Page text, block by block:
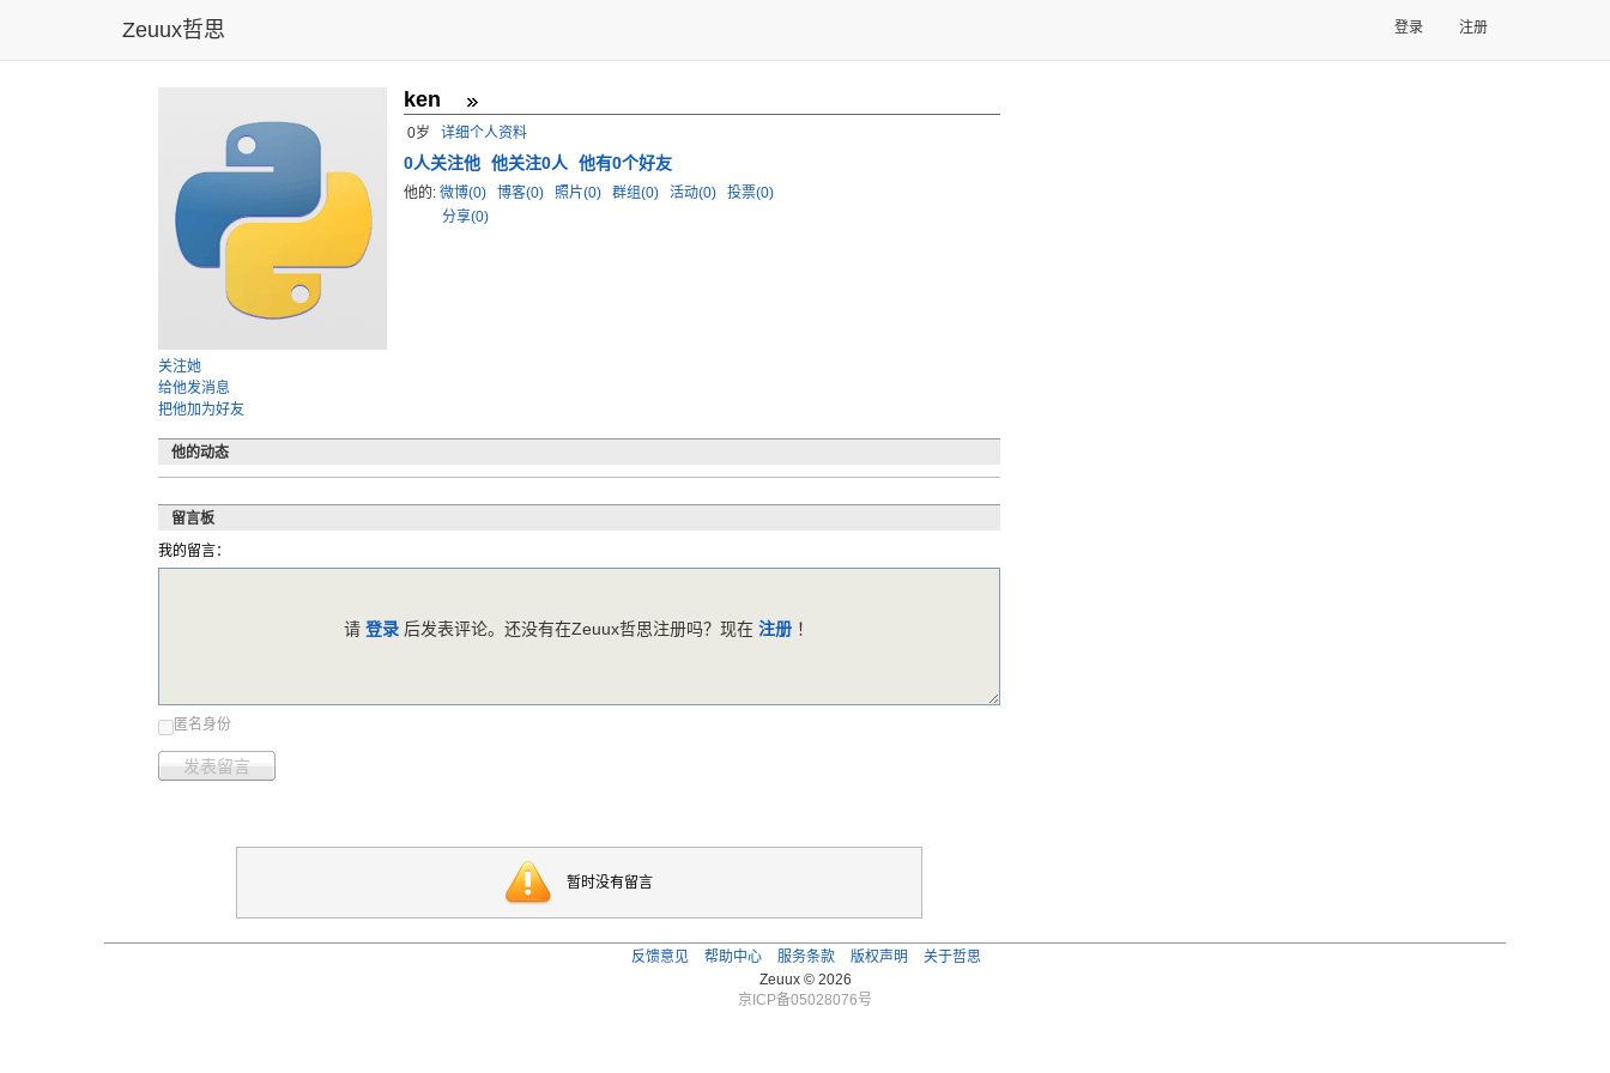
Zeuux哲思 登录 注册
关注她
给他发消息
把他加为好友
ken
0岁 详细个人资料
0人关注他 他关注0人 他有0个好友
他的: 微博(0) 博客(0) 照片(0) 群组(0) 活动(0)
投票(0)
分享(0)
他的动态
留言板
我的留言：
匿名身份
发表留言
请登录 后发表评论。还没有在Zeuux哲思注册吗？现在注册 ！
暂时没有留言
反馈意见 帮助中心 服务条款 版权声明
关于哲思
Zeuux © 2026
京ICP备05028076号